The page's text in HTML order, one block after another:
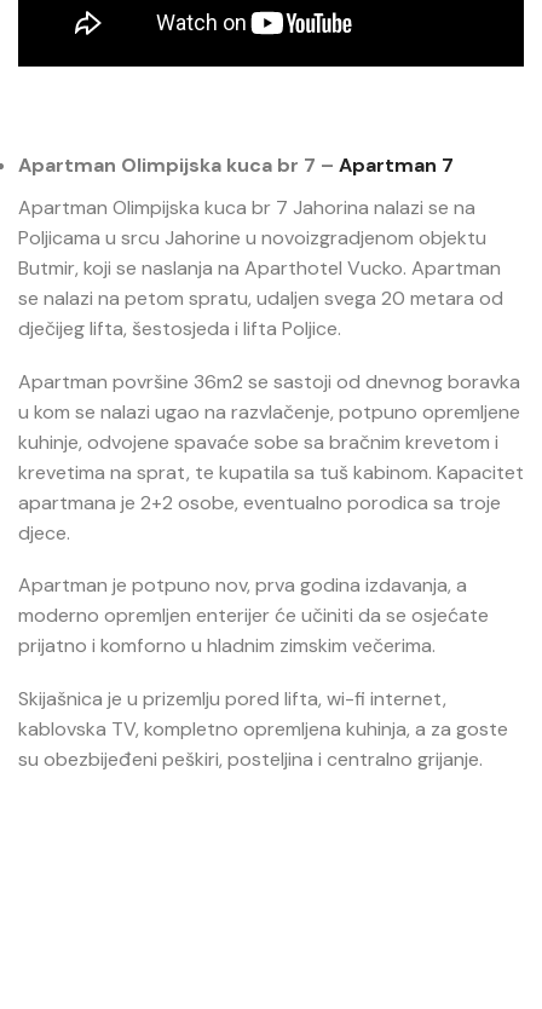
Apartman Olimpijska kuca br 7 – Apartman 7
Apartman Olimpijska kuca br 7 Jahorina nalazi se na
Poljicama u srcu Jahorine u novoizgradjenom objektu
Butmir, koji se naslanja na Aparthotel Vucko. Apartman
se nalazi na petom spratu, udaljen svega 20 metara od
dječijeg lifta, šestosjeda i lifta Poljice.
Apartman površine 36m2 se sastoji od dnevnog boravka
u kom se nalazi ugao na razvlačenje, potpuno opremljene
kuhinje, odvojene spavaće sobe sa bračnim krevetom i
krevetima na sprat, te kupatila sa tuš kabinom. Kapacitet
apartmana je 2+2 osobe, eventualno porodica sa troje
djece.
Apartman je potpuno nov, prva godina izdavanja, a
moderno opremljen enterijer će učiniti da se osjećate
prijatno i komforno u hladnim zimskim večerima.
Skijašnica je u prizemlju pored lifta, wi-fi internet,
kablovska TV, kompletno opremljena kuhinja, a za goste
su obezbijeđeni peškiri, posteljina i centralno grijanje.